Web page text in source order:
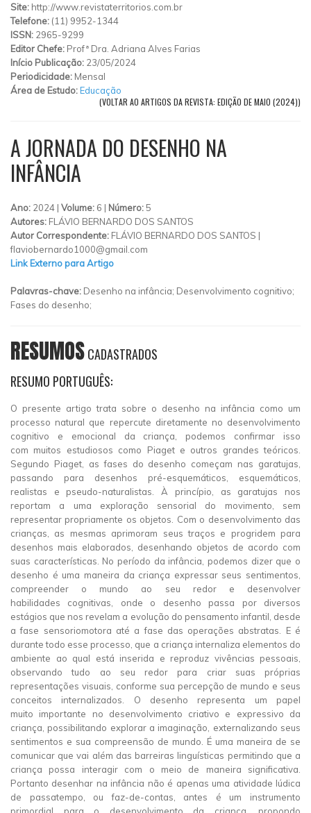
Site: http://www.revistaterritorios.com.br
Telefone: (11) 9952-1344
ISSN: 2965-9299
Editor Chefe: Profª Dra. Adriana Alves Farias
Início Publicação: 23/05/2024
Periodicidade: Mensal
Área de Estudo:Educação
(VOLTAR AO ARTIGOS DA REVISTA: EDIÇÃO DE MAIO (2024))
A JORNADA DO DESENHO NA
INFÂNCIA
Ano: 2024 | Volume: 6 | Número:5
Autores: FLÁVIO BERNARDO DOS SANTOS
Autor Correspondente: FLÁVIO BERNARDO DOS SANTOS |
flaviobernardo1000@gmail.com
Link Externo para Artigo
Palavras-chave: Desenho na infância; Desenvolvimento cognitivo;
Fases do desenho;
RESUMOSCADASTRADOS
RESUMO PORTUGUÊS:
O presente artigo trata sobre o desenho na infância como um
processo natural que repercute diretamente no desenvolvimento
cognitivo e emocional da criança, podemos confirmar isso
com muitos estudiosos como Piaget e outros grandes teóricos.
Segundo Piaget, as fases do desenho começam nas garatujas,
passando para desenhos pré-esquemáticos, esquemáticos,
realistas e pseudo-naturalistas. À princípio, as garatujas nos
reportam a uma exploração sensorial do movimento, sem
representar propriamente os objetos. Com o desenvolvimento das
crianças, as mesmas aprimoram seus traços e progridem para
desenhos mais elaborados, desenhando objetos de acordo com
suas características. No período da infância, podemos dizer que o
desenho é uma maneira da criança expressar seus sentimentos,
compreender o mundo ao seu redor e desenvolver
habilidades cognitivas, onde o desenho passa por diversos
estágios que nos revelam a evolução do pensamento infantil, desde
a fase sensoriomotora até a fase das operações abstratas. E é
durante todo esse processo, que a criança internaliza elementos do
ambiente ao qual está inserida e reproduz vivências pessoais,
observando tudo ao seu redor para criar suas próprias
representações visuais, conforme sua percepção de mundo e seus
conceitos internalizados. O desenho representa um papel
muito importante no desenvolvimento criativo e expressivo da
criança, possibilitando explorar a imaginação, externalizando seus
sentimentos e sua compreensão de mundo. É uma maneira de se
comunicar que vai além das barreiras linguísticas permitindo que a
criança possa interagir com o meio de maneira significativa.
Portanto desenhar na infância não é apenas uma atividade lúdica
de passatempo, ou faz-de-contas, antes é um instrumento